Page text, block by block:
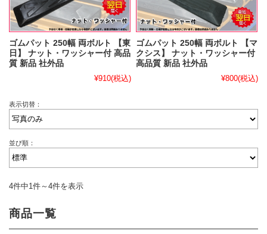
ゴムパット 250幅 両ボルト 【東
日】 ナット・ワッシャー付 高品
質 新品 社外品
¥910(税込)
ゴムパット 250幅 両ボルト 【マ
クシス】 ナット・ワッシャー付
高品質 新品 社外品
¥800(税込)
表示切替：
並び順：
4件中1件～4件を表示
商品一覧